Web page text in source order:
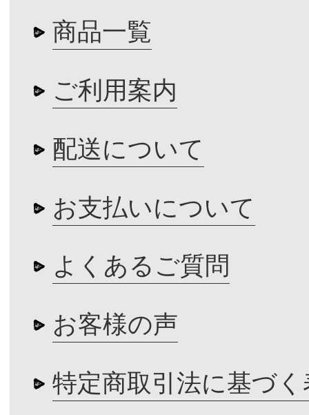
商品一覧
ご利用案内
配送について
お支払いについて
よくあるご質問
お客様の声
特定商取引法に基づく